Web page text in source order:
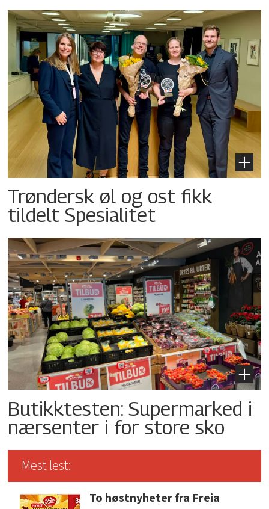
Trøndersk øl og ost fikk
tildelt Spesialitet
Butikktesten: Supermarked i
nærsenter i for store sko
Mest lest:
To høstnyheter fra Freia